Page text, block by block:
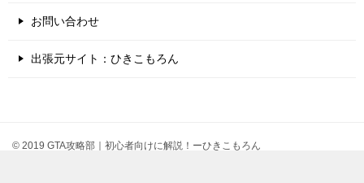
お問い合わせ
出張元サイト：ひきこもろん
© 2019 GTA攻略部｜初心者向けに解説！ーひきこもろん